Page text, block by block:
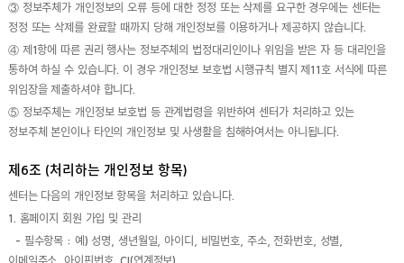
③ 정보주체가 개인정보의 오류 등에 대한 정정 또는 삭제를 요구한 경우에는 센터는
정정 또는 삭제를 완료할 때까지 당해 개인정보를 이용하거나 제공하지 않습니다.
④ 제1항에 따른 권리 행사는 정보주체의 법정대리인이나 위임을 받은 자 등 대리인을
통하여 하실 수 있습니다. 이 경우 개인정보 보호법 시행규칙 별지 제11호 서식에 따른
위임장을 제출하셔야 합니다.
⑤ 정보주체는 개인정보 보호법 등 관계법령을 위반하여 센터가 처리하고 있는
정보주체 본인이나 타인의 개인정보 및 사생활을 침해하여서는 아니됩니다.
제6조 (처리하는 개인정보 항목)
센터는 다음의 개인정보 항목을 처리하고 있습니다.
1. 홈페이지 회원 가입 및 관리
- 필수항목 : 예) 성명, 생년월일, 아이디, 비밀번호, 주소, 전화번호, 성별,